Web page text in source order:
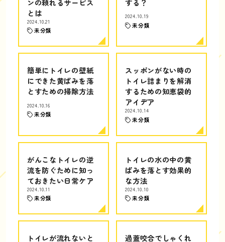
ンの頼れるサービス
とは
2024.10.21
未分類
する？
2024.10.19
未分類
簡単にトイレの壁紙
にできた黄ばみを落
とすための掃除方法
2024.10.16
未分類
スッポンがない時の
トイレ詰まりを解消
するための知恵袋的
アイデア
2024.10.14
未分類
がんこなトイレの逆
流を防ぐために知っ
ておきたい日常ケア
2024.10.11
未分類
トイレの水の中の黄
ばみを落とす効果的
な方法
2024.10.10
未分類
トイレが流れないと 過蓋咬合でしゃくれ